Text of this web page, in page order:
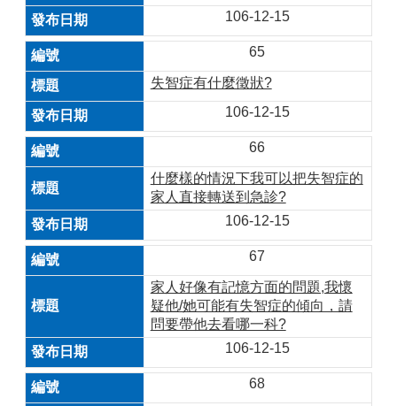
106-12-15
65
失智症有什麼徵狀?
106-12-15
66
什麼樣的情況下我可以把失智症的
家人直接轉送到急診?
106-12-15
67
家人好像有記憶方面的問題,我懷
疑他/她可能有失智症的傾向，請
問要帶他去看哪一科?
106-12-15
68